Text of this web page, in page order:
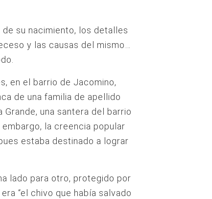
su nacimiento, los detalles
y las causas del mismo…
en el barrio de Jacomino,
de una familia de apellido
una santera del barrio
la creencia popular
estaba destinado a lograr
lado para otro, protegido por
“el chivo que había salvado